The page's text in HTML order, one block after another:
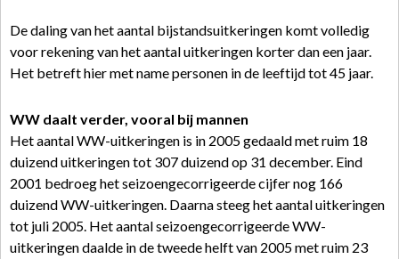
De daling van het aantal bijstandsuitkeringen komt volledig
voor rekening van het aantal uitkeringen korter dan een jaar.
Het betreft hier met name personen in de leeftijd tot 45 jaar.
WW daalt verder, vooral bij mannen
Het aantal WW-uitkeringen is in 2005 gedaald met ruim 18
duizend uitkeringen tot 307 duizend op 31 december. Eind
2001 bedroeg het seizoengecorrigeerde cijfer nog 166
duizend WW-uitkeringen. Daarna steeg het aantal uitkeringen
tot juli 2005. Het aantal seizoengecorrigeerde WW-
uitkeringen daalde in de tweede helft van 2005 met ruim 23